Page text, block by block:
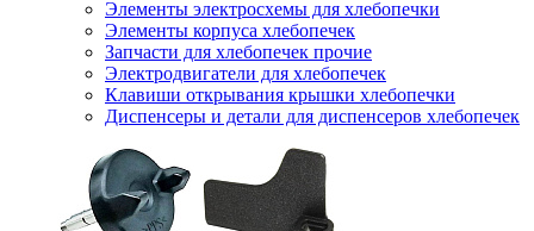
Элементы электросхемы для хлебопечки
Элементы корпуса хлебопечек
Запчасти для хлебопечек прочие
Электродвигатели для хлебопечек
Клавиши открывания крышки хлебопечки
Диспенсеры и детали для диспенсеров хлебопечек